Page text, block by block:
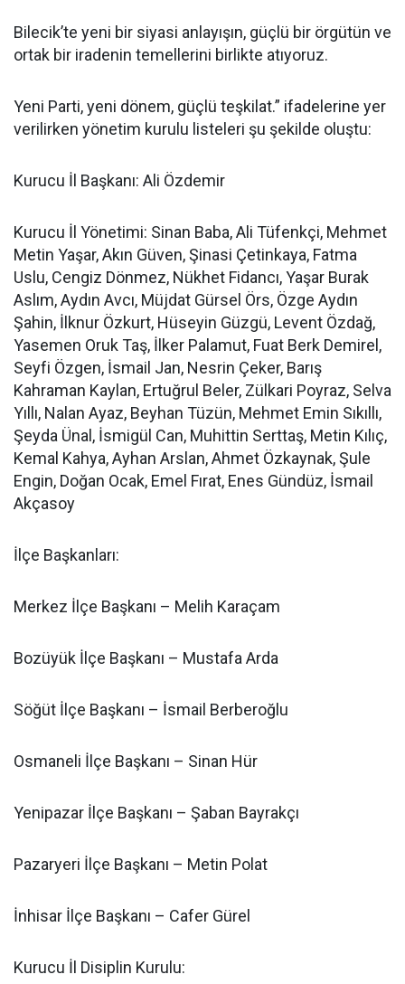
Bilecik’te yeni bir siyasi anlayışın, güçlü bir örgütün ve
ortak bir iradenin temellerini birlikte atıyoruz.
Yeni Parti, yeni dönem, güçlü teşkilat.” ifadelerine yer
verilirken yönetim kurulu listeleri şu şekilde oluştu:
Kurucu İl Başkanı: Ali Özdemir
Kurucu İl Yönetimi: Sinan Baba, Ali Tüfenkçi, Mehmet
Metin Yaşar, Akın Güven, Şinasi Çetinkaya, Fatma
Uslu, Cengiz Dönmez, Nükhet Fidancı, Yaşar Burak
Aslım, Aydın Avcı, Müjdat Gürsel Örs, Özge Aydın
Şahin, İlknur Özkurt, Hüseyin Güzgü, Levent Özdağ,
Yasemen Oruk Taş, İlker Palamut, Fuat Berk Demirel,
Seyfi Özgen, İsmail Jan, Nesrin Çeker, Barış
Kahraman Kaylan, Ertuğrul Beler, Zülkari Poyraz, Selva
Yıllı, Nalan Ayaz, Beyhan Tüzün, Mehmet Emin Sıkıllı,
Şeyda Ünal, İsmigül Can, Muhittin Serttaş, Metin Kılıç,
Kemal Kahya, Ayhan Arslan, Ahmet Özkaynak, Şule
Engin, Doğan Ocak, Emel Fırat, Enes Gündüz, İsmail
Akçasoy
İlçe Başkanları:
Merkez İlçe Başkanı – Melih Karaçam
Bozüyük İlçe Başkanı – Mustafa Arda
Söğüt İlçe Başkanı – İsmail Berberoğlu
Osmaneli İlçe Başkanı – Sinan Hür
Yenipazar İlçe Başkanı – Şaban Bayrakçı
Pazaryeri İlçe Başkanı – Metin Polat
İnhisar İlçe Başkanı – Cafer Gürel
Kurucu İl Disiplin Kurulu: